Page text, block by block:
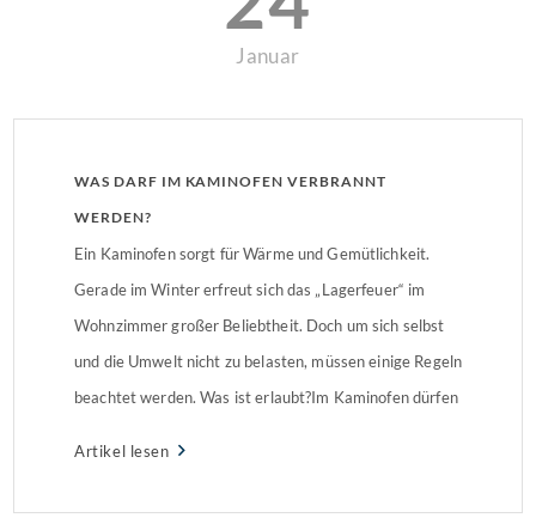
Januar
WAS DARF IM KAMINOFEN VERBRANNT
WERDEN?
Ein Kaminofen sorgt für Wärme und Gemütlichkeit.
Gerade im Winter erfreut sich das „Lagerfeuer“ im
Wohnzimmer großer Beliebtheit. Doch um sich selbst
und die Umwelt nicht zu belasten, müssen einige Regeln
beachtet werden. Was ist erlaubt?Im Kaminofen dürfen
Artikel lesen